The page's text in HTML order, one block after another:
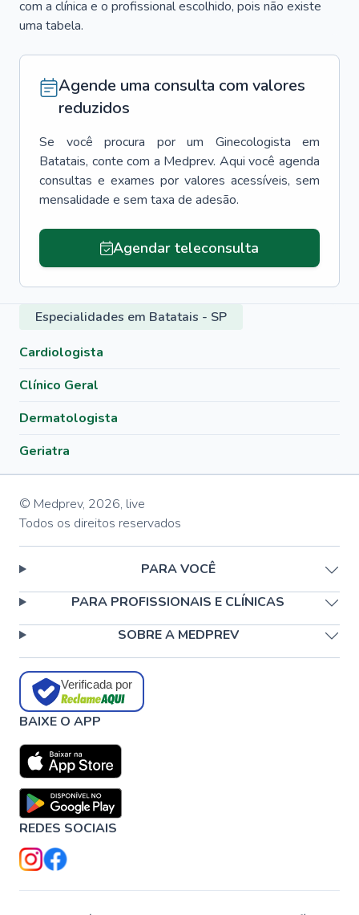
com a clínica e o profissional escolhido, pois não existe
uma tabela.
Agende uma consulta com valores
reduzidos
Se você procura por um Ginecologista
em
Batatais, conte com a Medprev. Aqui você agenda
consultas e exames por valores acessíveis, sem
mensalidade e sem taxa de adesão.
Agendar teleconsulta
Especialidades em Batatais - SP
Cardiologista
Clínico Geral
Dermatologista
Geriatra
© Medprev, 2026, live
Todos os direitos reservados
PARA VOCÊ
PARA PROFISSIONAIS E CLÍNICAS
SOBRE A MEDPREV
Verificada por
BAIXE O APP
REDES SOCIAIS